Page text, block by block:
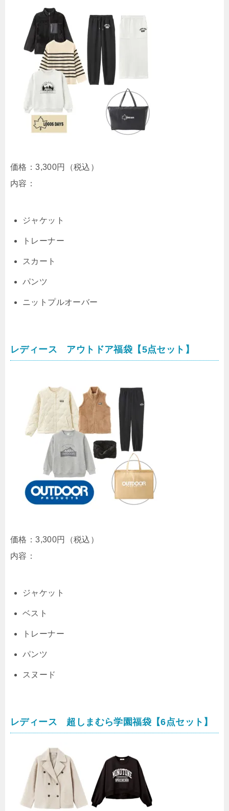
価格：3,300円（税込）
内容：
ジャケット
トレーナー
スカート
パンツ
ニットプルオーバー
レディース アウトドア福袋【5点セット】
価格：3,300円（税込）
内容：
ジャケット
ベスト
トレーナー
パンツ
スヌード
レディース 超しまむら学園福袋【6点セット】